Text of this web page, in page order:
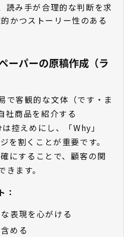
み手が合理的な判断を求
かつストーリー性のある
ーパーの原稿作成（ラ
で客観的な文体（です・ま
社商品を紹介する
控えめにし、「Why」
を割くことが重要です。
にすることで、顧客の関
ます。
：
表現を心がける
める